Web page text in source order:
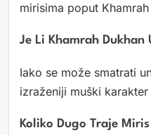
mirisima poput
Je Li Khamrah Dukhan
Iako se može smatrati
izraženiji muški
Koliko Dugo Traje